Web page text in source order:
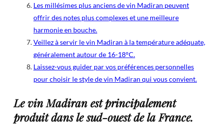
Les millésimes plus anciens de vin Madiran peuvent
offrir des notes plus complexes et une meilleure
harmonie en bouche.
Veillez à servir le vin Madiran à la température adéquate,
généralement autour de 16-18°C.
Laissez-vous guider par vos préférences personnelles
pour choisir le style de vin Madiran qui vous convient.
Le vin Madiran est principalement
produit dans le sud-ouest de la France.